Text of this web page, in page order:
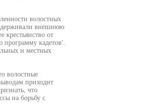
волостных
внешнюю
от
программу кадетов'.
и местных
волостные
приходит
что
на борьбу с